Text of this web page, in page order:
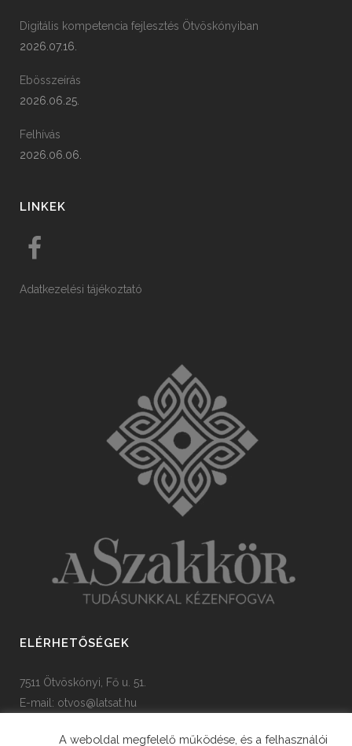
Digitális kompetencia fejlesztés Ötvöskónyiban
2026.07.16.
Ebösszeírás
2026.06.25.
Felhívás
2026.06.06.
LINKEK
Adatkezelési tájékoztató
ELÉRHETŐSÉGEK
7511 Ötvöskónyi, Fő u. 51.
E-mail: otvos@latsat.hu
A weboldal megfelelő működése, és a felhasználói